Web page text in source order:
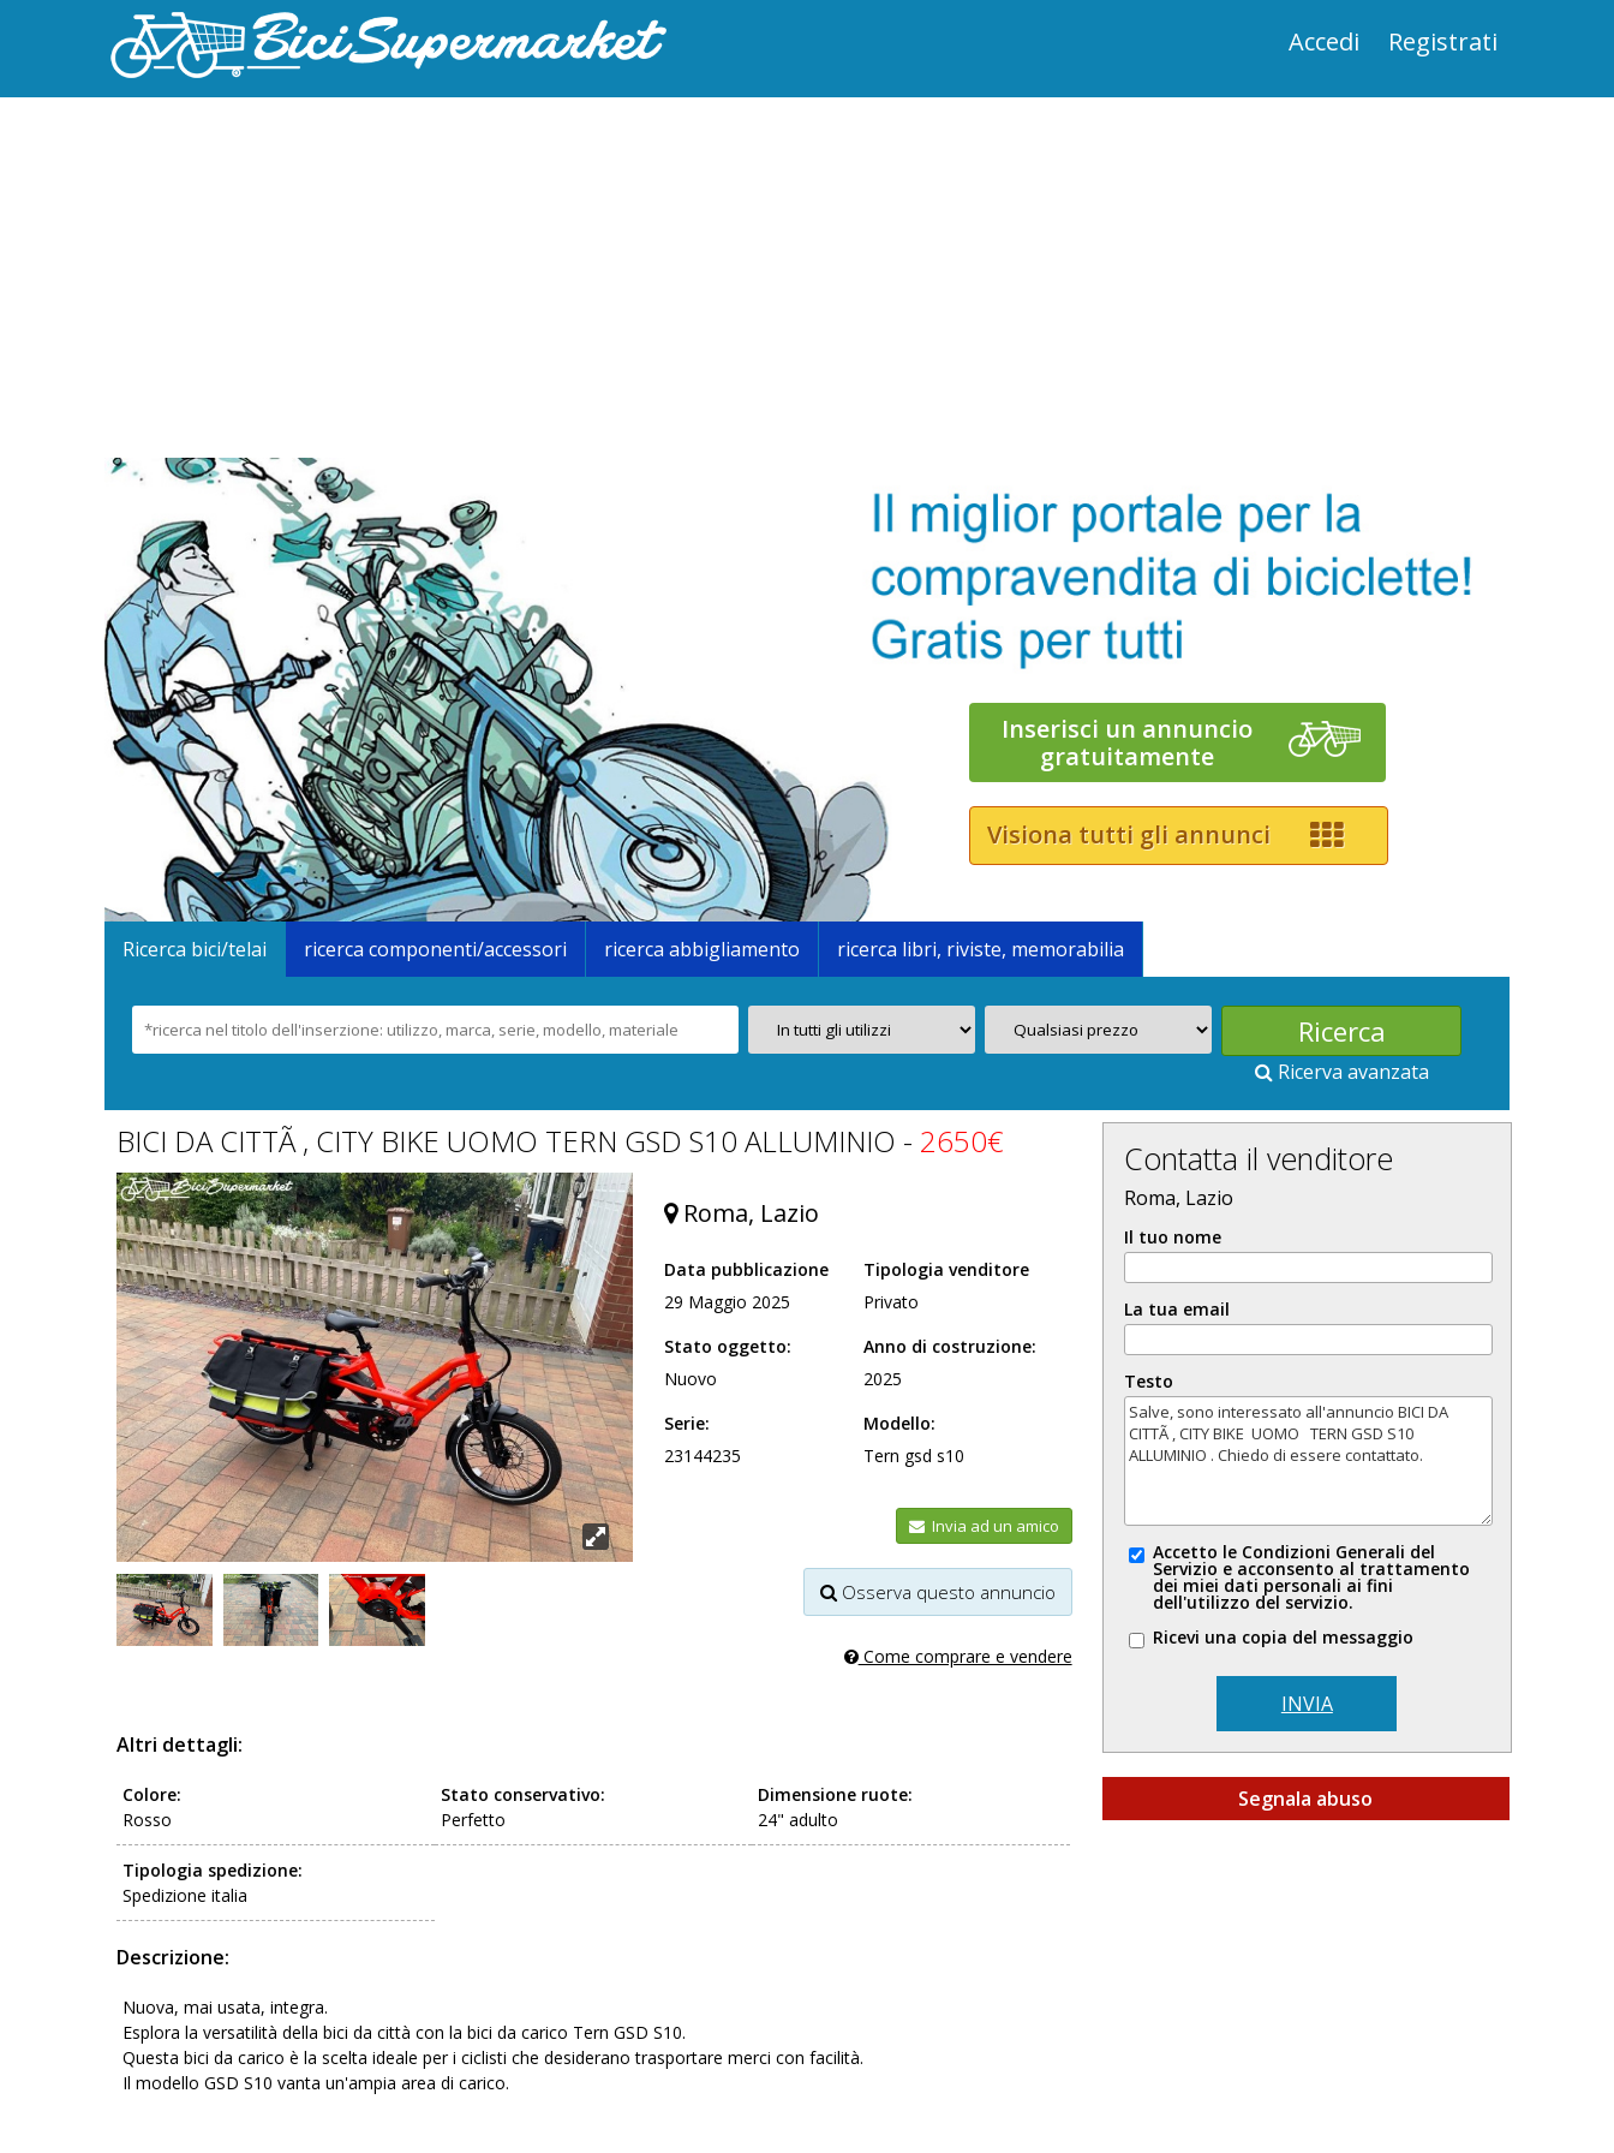
Accedi Registrati
Inserisci un annuncio
gratuitamente
Visiona tutti gli annunci
Ricerca bici/telai ricerca componenti/accessori ricerca abbigliamento ricerca libri, riviste, memorabilia
Ricerva avanzata
BICI DA CITTÃ , CITY BIKE UOMO TERN GSD S10 ALLUMINIO - 2650€
Roma, Lazio
Data pubblicazione
29 Maggio 2025
Tipologia venditore
Privato
Stato oggetto:
Nuovo
Anno di costruzione:
2025
Serie:
23144235
Modello:
Tern gsd s10
Invia ad un amico
Osserva questo annuncio
Come comprare e vendere
Altri dettagli:
Colore:
Rosso
Stato conservativo:
Perfetto
Dimensione ruote:
24" adulto
Tipologia spedizione:
Spedizione italia
Descrizione:
Nuova, mai usata, integra.
Esplora la versatilità della bici da città con la bici da carico Tern GSD S10.
Questa bici da carico è la scelta ideale per i ciclisti che desiderano trasportare merci con facilità.
Il modello GSD S10 vanta un'ampia area di carico.
Contatta il venditore
Roma, Lazio
Il tuo nome
La tua email
Testo
Accetto le Condizioni Generali del
Servizio e acconsento al trattamento
dei miei dati personali ai fini
dell'utilizzo del servizio.
Ricevi una copia del messaggio
INVIA
Segnala abuso